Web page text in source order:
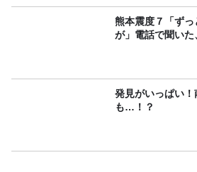
熊本震度７「ず
が」電話で聞い
発見がいっぱい
も…！？